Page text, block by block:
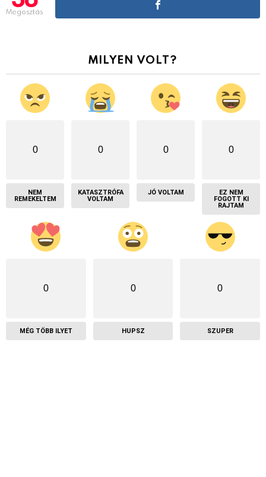
Megosztás
MILYEN VOLT?
0
NEM
REMEKELTEM
0
KATASZTRÓFA
VOLTAM
0
JÓ VOLTAM
0
EZ NEM
FOGOTT KI
RAJTAM
0
MÉG TÖBB ILYET
0
HUPSZ
0
SZUPER